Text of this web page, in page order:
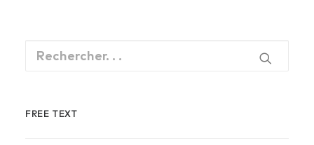
FREE TEXT